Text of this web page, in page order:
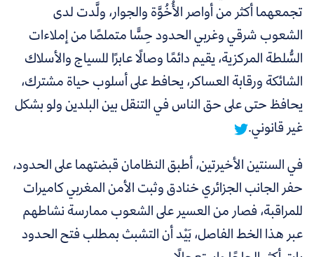
تجمعهما أكثر من أواصر الأُخُوَّة والجوار، ولَّدت لدى
الشعوب شرقي وغربي الحدود حِسًّا متملصًا من إملاءات
السُّلطة المركزية، يقيم دائمًا وصالًا عابرًا للسياج والأسلاك
الشائكة ورقابة العساكر،يحافط على أسلوب حياة مشترك،
يحافظ حتى على حق الناس في التنقل بين البلدين ولو بشكل
غير قانوني.
في السنتين الأخيرتين، أطبق النظامان قبضتهما على الحدود،
حفر الجانب الجزائري خنادق وثبت الأمن المغربي كاميرات
للمراقبة، فصار من العسير على الشعوب ممارسة نشاطهم
عبر هذا الخط الفاصل، بَيْد أن التشبث بمطلب فتح الحدود